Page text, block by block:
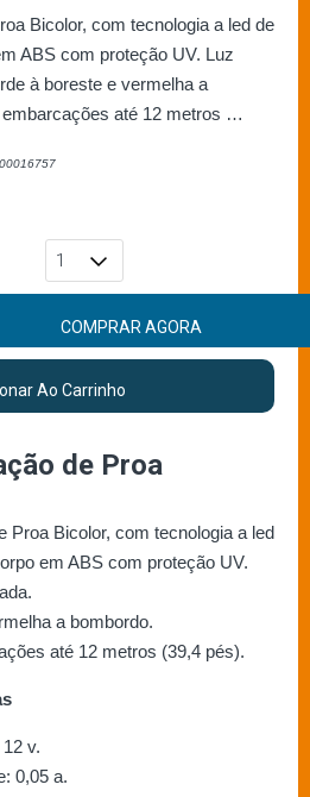
Bicolor, com tecnologia a led de
ABS com proteção UV. Luz
à boreste e vermelha a
até 12 metros …
COMPRAR AGORA
Ao Carrinho
de Proa
Proa Bicolor, com tecnologia a led
em ABS com proteção UV.
a bombordo.
até 12 metros (39,4 pés).
v.
0,05 a.